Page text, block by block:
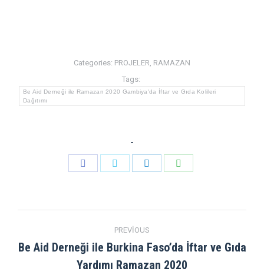
Categories: PROJELER RAMAZAN
Tags:
Be Aid Derneği ile Ramazan 2020 Gambiya'da İftar ve Gıda Kolileri
Dağıtımı
-
navigation
PREVIOUS
post:
Be Aid Derneği ile Burkina Faso’da İftar ve Gıda
Yardımı Ramazan 2020